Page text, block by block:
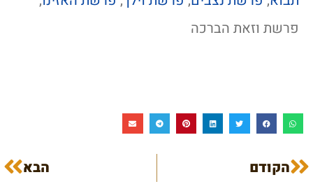
פרשת וזאת הברכה
הקודם הבא